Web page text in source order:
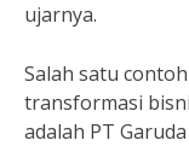
ujarnya.
Salah satu
transformasi
adalah PT